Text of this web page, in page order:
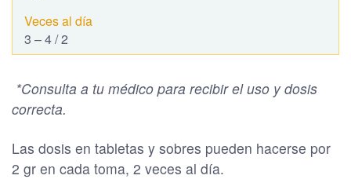
3 – 4 / 2
*Consulta a tu médico para recibir el uso y dosis
correcta.
Las dosis en tabletas y sobres pueden hacerse por
2 gr en cada toma, 2 veces al día.